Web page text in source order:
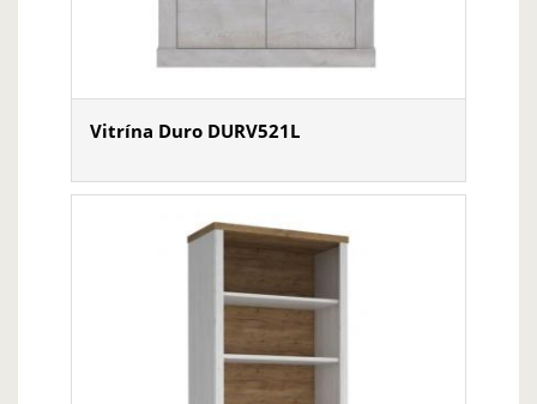
Vitrína Duro DURV521L